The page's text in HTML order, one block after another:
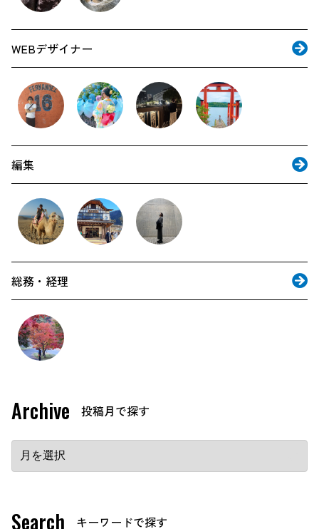
WEBデザイナー
編集
総務・経理
Archive
Search